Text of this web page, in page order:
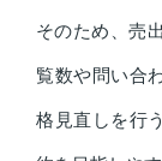
そのため、売
覧数や問い合
格見直しを行